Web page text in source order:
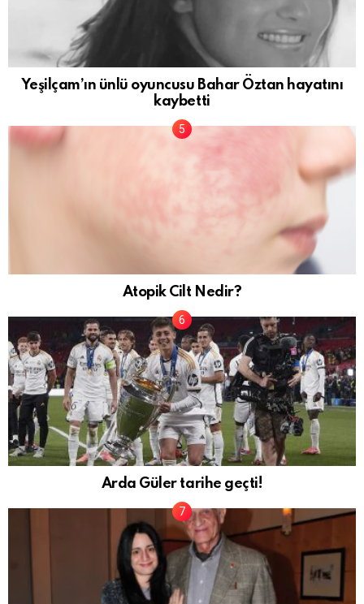
Yeşilçam’ın ünlü oyuncusu Bahar Öztan hayatını
kaybetti
Atopik Cilt Nedir?
Arda Güler tarihe geçti!